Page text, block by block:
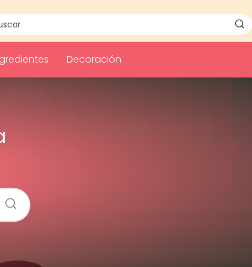
Decoración